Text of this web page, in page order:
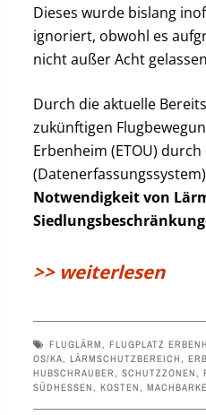
Dieses wurde bislang
ignoriert, obwohl es
nicht außer Acht
Durch die aktuelle
zukünftigen
Erbenheim (ETOU) durch
Notwendigkeit von
>> weiterlesen
FLUGLÄRM, FLUGPLATZ
OS/KA, LÄRMSCHUTZBEREICH,
HUBSCHRAUBER, SCHUTZZONEN,
SÜDHESSEN, KOSTEN,